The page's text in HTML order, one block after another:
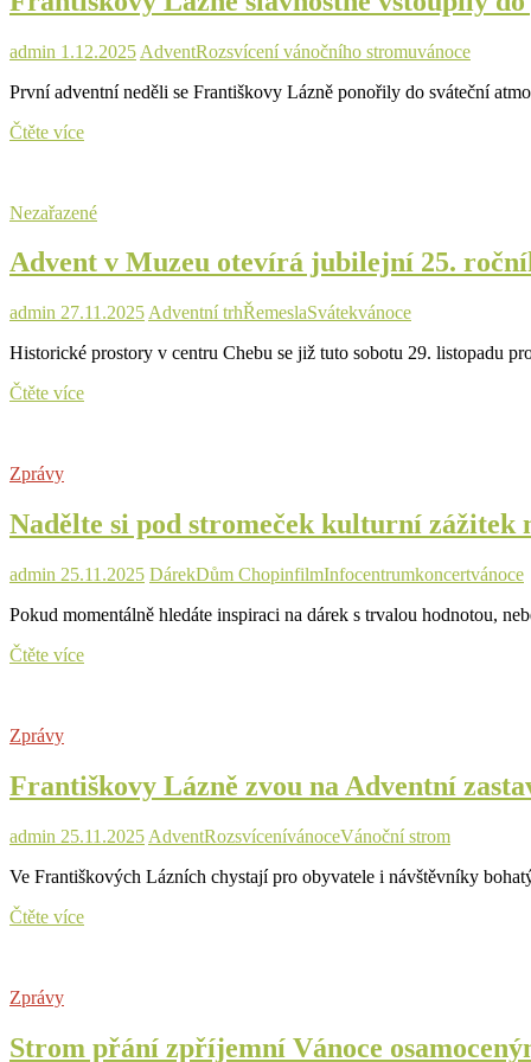
admin 1.12.2025 AdventRozsvícení vánočního stromuvánoce
První adventní neděli se Františkovy Lázně ponořily do sváteční
Čtěte víceFrantiškovy
do
času
Nezařazené
Advent v Muzeu otevírá jubilejní 25.
admin 27.11.2025 Adventní trhŘemeslaSvátekvánoce
Historické prostory v centru Chebu se již tuto sobotu 29. listopadu
Čtěte víceAdvent
ročník,
zve
nákupy
dárků
a
Zprávy
Nadělte si pod stromeček kulturní zážitek
admin 25.11.2025 DárekDům ChopinfilmInfocentrumkoncertvánoce
Pokud momentálně hledáte inspiraci na dárek s trvalou hodnotou,
Čtěte víceNadělte
místo
věcných
Zprávy
Františkovy Lázně zvou na Adventní
admin 25.11.2025 AdventRozsvícenívánoceVánoční strom
Ve Františkových Lázních chystají pro obyvatele i návštěvníky
Čtěte víceFrantiškovy
plné
Zprávy
Strom přání zpříjemní Vánoce